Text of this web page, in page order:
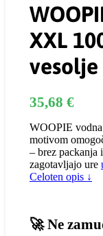
XXL
vesolje
35,68 €
WOOPIE
motivom
– brez packanja
zagotavljajo ure
Celoten opis ↓
🚀 Ne